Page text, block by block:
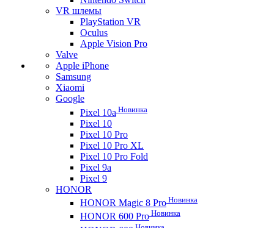
VR шлемы
PlayStation VR
Oculus
Apple Vision Pro
Valve
Apple iPhone
Samsung
Xiaomi
Google
Pixel 10a Новинка
Pixel 10
Pixel 10 Pro
Pixel 10 Pro XL
Pixel 10 Pro Fold
Pixel 9a
Pixel 9
HONOR
HONOR Magic 8 Pro Новинка
HONOR 600 Pro Новинка